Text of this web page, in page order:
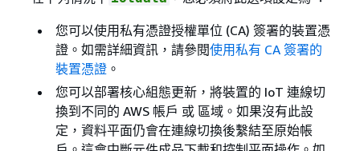
您可以使用私有憑證授權單位 (CA) 簽署的裝置憑
證。如需詳細資訊，請參閱使用私有 CA 簽署的
裝置憑證。
您可以部署核心組態更新，將裝置的 IoT 連線切
換到不同的 AWS 帳戶 或 區域。如果沒有此設
定，資料平面仍會在連線切換後繫結至原始帳